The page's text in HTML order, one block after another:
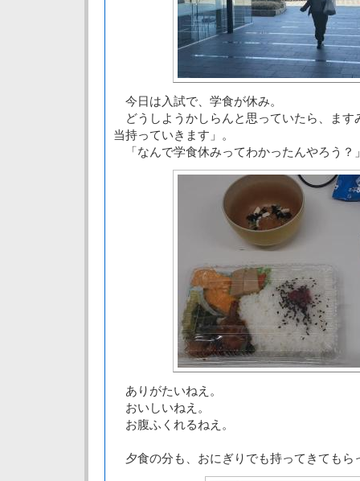
今日は入試で、学食が休み。
どうしようかしらんと思っていたら、ます
当持っていきます」。
「なんで学食休みってわかったんやろう？
ありがたいねえ。
おいしいねえ。
お腹ふくれるねえ。
夕食の分も、おにぎりでも持ってきてもら